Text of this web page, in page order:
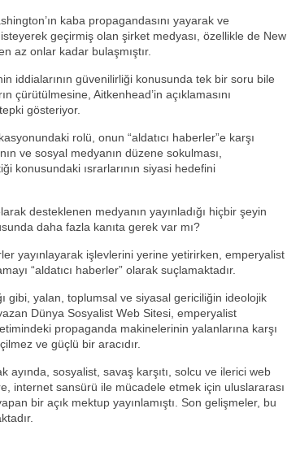
kaba propagandasını yayarak ve
isteyerek geçirmiş olan şirket medyası, özellikle de New
az onlar kadar bulaşmıştır.
iddialarının güvenilirliği konusunda tek bir soru bile
çürütülmesine, Aitkenhead’in açıklamasını
gösteriyor.
rolü, onun “aldatıcı haberler”e karşı
ve sosyal medyanın düzene sokulması,
konusundaki ısrarlarının siyasi hedefini
desteklenen medyanın yayınladığı hiçbir şeyin
daha fazla kanıta gerek var mı?
yayınlayarak işlevlerini yerine yetirirken, emperyalist
“aldatıcı haberler” olarak suçlamaktadır.
gibi, yalan, toplumsal ve siyasal gericiliğin ideolojik
Dünya Sosyalist Web Sitesi, emperyalist
propaganda makinelerinin yalanlarına karşı
ve güçlü bir aracıdır.
ayında, sosyalist, savaş karşıtı, solcu ve ilerici web
internet sansürü ile mücadele etmek için uluslararası
bir açık mektup yayınlamıştı. Son gelişmeler, bu